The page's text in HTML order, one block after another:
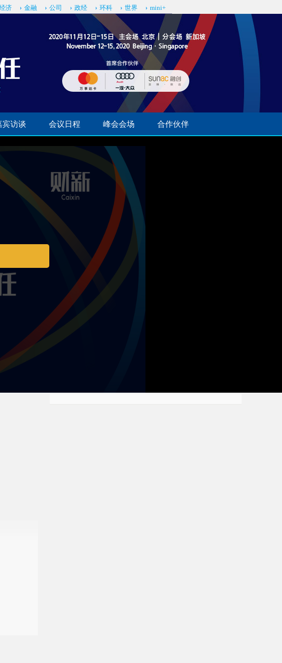
济 金融 公司 政经 环科 世界 mini+
宾访谈 会议日程 峰会会场 合作伙伴